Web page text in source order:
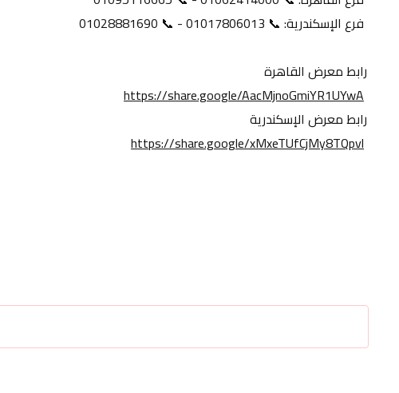
رابط معرض القاهرة
https://share.google/AacMjnoGmiYR1UYwA
رابط معرض الإسكندرية
https://share.google/xMxeTUfCjMy8TQpvl